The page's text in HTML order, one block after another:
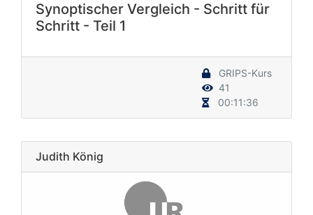
Synoptischer Vergleich - Schritt für
Schritt - Teil 1
GRIPS-Kurs
41
00:11:36
Judith König